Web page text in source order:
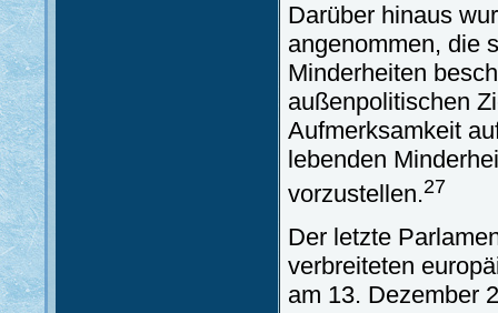
Darüber hinaus
angenommen, die
Minderheiten
außenpolitischen
Aufmerksamkeit
lebenden
vorzustellen.27
Der letzte
verbreiteten
am 13. Dezember